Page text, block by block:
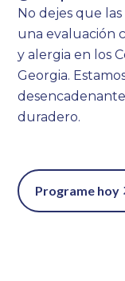
No dejes que
una evaluación
y alergia en los
Georgia.
duradero.
Programe hoy